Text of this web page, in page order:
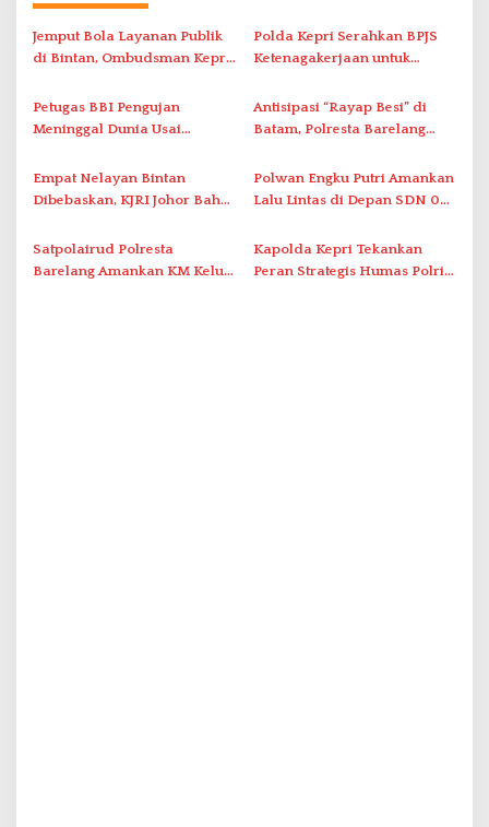
s
i
p
o
s
Jemput Bola Layanan Publik
di Bintan, Ombudsman Kepri
Solar Nelayan
Polda Kepri Serahkan BPJS
Ketenagakerjaan untuk
Petugas BBI Pengujan
Meninggal Dunia Usai
Daud
Antisipasi “Rayap Besi” di
Batam, Polresta Barelang
Instansi
Empat Nelayan Bintan
Dibebaskan, KJRI Johor Bahru
Indonesia
Polwan Engku Putri Amankan
Lalu Lintas di Depan SDN 001
Satpolairud Polresta
Barelang Amankan KM Kelud
Kapolda Kepri Tekankan
Peran Strategis Humas Polri